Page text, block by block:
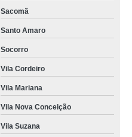
Sacomã
Santo Amaro
Socorro
Vila Cordeiro
Vila Mariana
Vila Nova Conceição
Vila Suzana